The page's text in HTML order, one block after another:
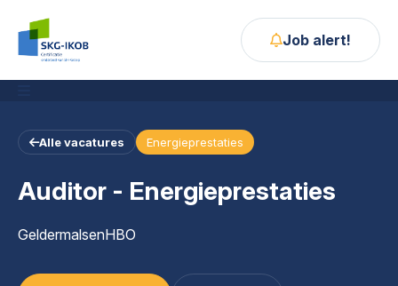
Job alert!
Home
Vacatures
Contact
Alle vacatures Energieprestaties
Auditor - Energieprestaties
GeldermalsenHBO